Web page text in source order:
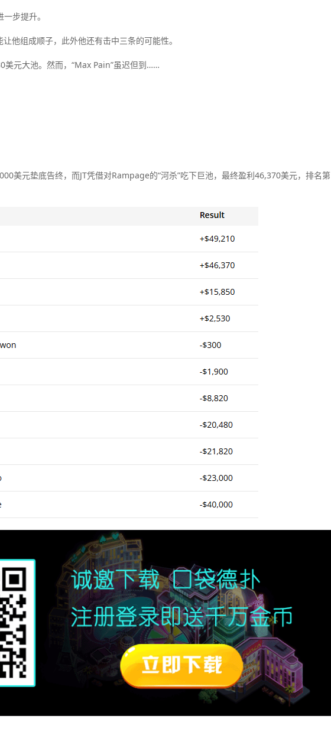
步提升。
他组成顺子，此外他还有击中三条的可能性。
元大池。然而，“Max Pain”虽迟但到……
美元垫底告终，而JT凭借对Rampage的“河杀”吃下巨池，最终盈利46,370美元，排名第